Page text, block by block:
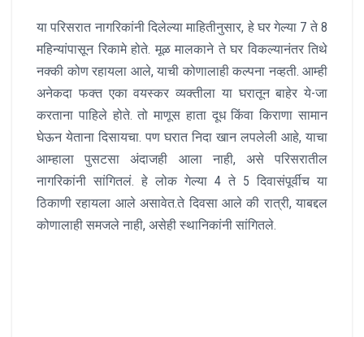
या परिसरात नागरिकांनी दिलेल्या माहितीनुसार, हे घर गेल्या 7 ते 8
महिन्यांपासून रिकामे होते. मूळ मालकाने ते घर विकल्यानंतर तिथे
नक्की कोण रहायला आले, याची कोणालाही कल्पना नव्हती. आम्ही
अनेकदा फक्त एका वयस्कर व्यक्तीला या घरातून बाहेर ये-जा
करताना पाहिले होते. तो माणूस हाता दूध किंवा किराणा सामान
घेऊन येताना दिसायचा. पण घरात निदा खान लपलेली आहे, याचा
आम्हाला पुसटसा अंदाजही आला नाही, असे परिसरातील
नागरिकांनी सांगितलं. हे लोक गेल्या 4 ते 5 दिवासंपूर्वीच या
ठिकाणी रहायला आले असावेत.ते दिवसा आले की रात्री, याबद्दल
कोणालाही समजले नाही, असेही स्थानिकांनी सांगितले.